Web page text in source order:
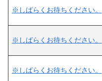
※しばらくお待ちください。
※しばらくお待ちください。
※しばらくお待ちください。